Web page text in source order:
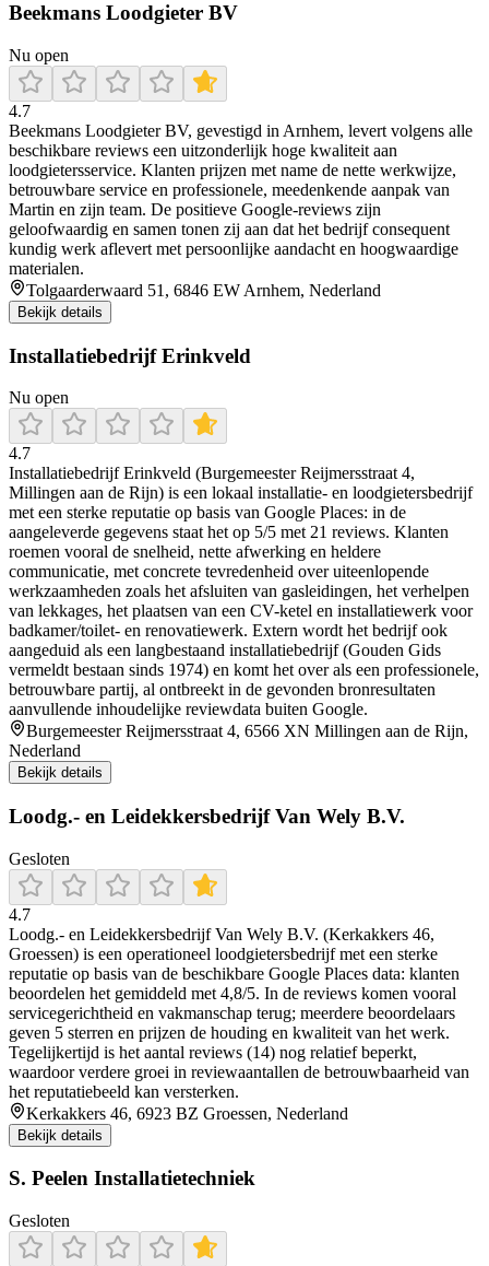
Beekmans Loodgieter BV
Nu open
4.7
Beekmans Loodgieter BV, gevestigd in Arnhem, levert volgens alle
beschikbare reviews een uitzonderlijk hoge kwaliteit aan
loodgietersservice. Klanten prijzen met name de nette werkwijze,
betrouwbare service en professionele, meedenkende aanpak van
Martin en zijn team. De positieve Google‑reviews zijn
geloofwaardig en samen tonen zij aan dat het bedrijf consequent
kundig werk aflevert met persoonlijke aandacht en hoogwaardige
materialen.
Tolgaarderwaard 51, 6846 EW Arnhem, Nederland
Bekijk details
Installatiebedrijf Erinkveld
Nu open
4.7
Installatiebedrijf Erinkveld (Burgemeester Reijmersstraat 4,
Millingen aan de Rijn) is een lokaal installatie- en loodgietersbedrijf
met een sterke reputatie op basis van Google Places: in de
aangeleverde gegevens staat het op 5/5 met 21 reviews. Klanten
roemen vooral de snelheid, nette afwerking en heldere
communicatie, met concrete tevredenheid over uiteenlopende
werkzaamheden zoals het afsluiten van gasleidingen, het verhelpen
van lekkages, het plaatsen van een CV-ketel en installatiewerk voor
badkamer/toilet- en renovatiewerk. Extern wordt het bedrijf ook
aangeduid als een langbestaand installatiebedrijf (Gouden Gids
vermeldt bestaan sinds 1974) en komt het over als een professionele,
betrouwbare partij, al ontbreekt in de gevonden bronresultaten
aanvullende inhoudelijke reviewdata buiten Google.
Burgemeester Reijmersstraat 4, 6566 XN Millingen aan de Rijn,
Nederland
Bekijk details
Loodg.- en Leidekkersbedrijf Van Wely B.V.
Gesloten
4.7
Loodg.- en Leidekkersbedrijf Van Wely B.V. (Kerkakkers 46,
Groessen) is een operationeel loodgietersbedrijf met een sterke
reputatie op basis van de beschikbare Google Places data: klanten
beoordelen het gemiddeld met 4,8/5. In de reviews komen vooral
servicegerichtheid en vakmanschap terug; meerdere beoordelaars
geven 5 sterren en prijzen de houding en kwaliteit van het werk.
Tegelijkertijd is het aantal reviews (14) nog relatief beperkt,
waardoor verdere groei in reviewaantallen de betrouwbaarheid van
het reputatiebeeld kan versterken.
Kerkakkers 46, 6923 BZ Groessen, Nederland
Bekijk details
S. Peelen Installatietechniek
Gesloten